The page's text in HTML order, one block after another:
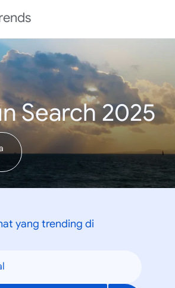
Search 2025
yang trending di